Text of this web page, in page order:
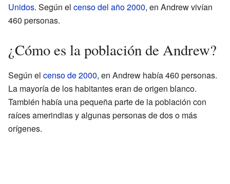
Unidos. Según el censo del año 2000, en Andrew vivían
460 personas.
¿Cómo es la población de Andrew?
Según el censo de 2000, en Andrew había 460 personas.
La mayoría de los habitantes eran de origen blanco.
También había una pequeña parte de la población con
raíces amerindias y algunas personas de dos o más
orígenes.